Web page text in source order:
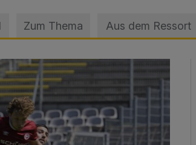
Zum Thema Aus dem Ressort
klare Ansage